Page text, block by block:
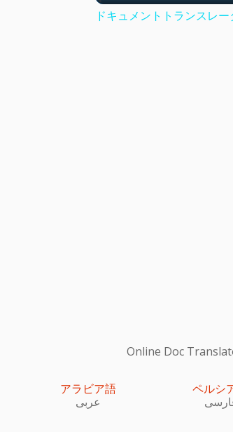
ドキュメントトランスレ
Online Doc
アラビア語
عربى
ペルシ